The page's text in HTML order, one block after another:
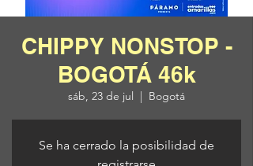
CHIPPY NONSTOP -
BOGOTÁ 46k
sáb, 23 de jul
  |
Bogotá
Se ha cerrado la posibilidad de